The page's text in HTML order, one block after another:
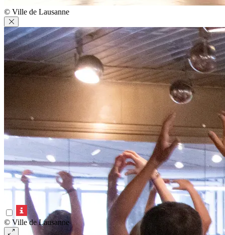
© Ville de Lausanne
© Ville de Lausanne